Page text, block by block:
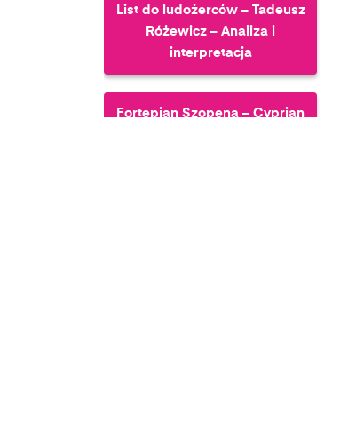
List do ludożerców – Tadeusz
Różewicz – Analiza i
interpretacja
Fortepian Szopena – Cyprian